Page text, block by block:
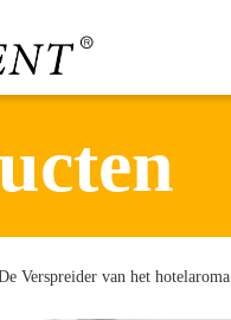
Verspreider van het hotelaroma